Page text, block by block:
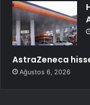
AstraZeneca
Ağustos 6, 2026